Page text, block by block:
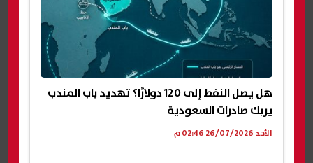
هل يصل النفط إلى 120 دولارًا؟ تهديد باب المندب
يربك صادرات السعودية
الأحد 26/07/2026 02:46 م